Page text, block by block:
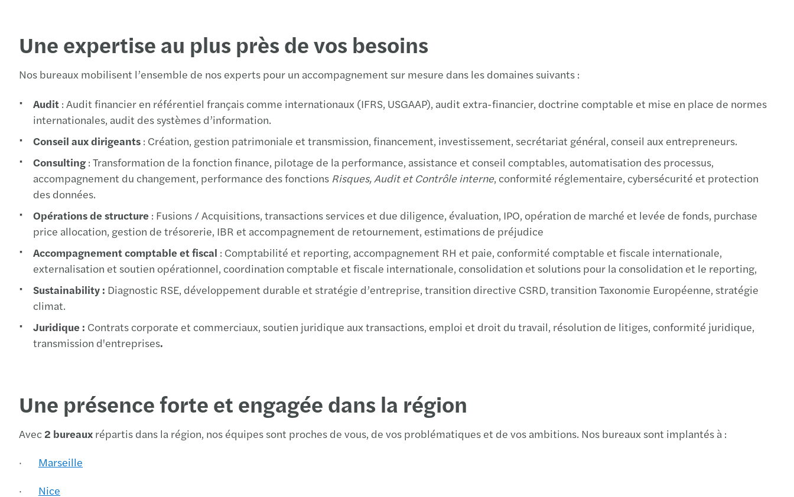
Le Puy-en-Velay
Lille
Lyon
Maîche
Monistrol-sur-Loire
Montpellier
Nice
Une expertise au plus près de vos besoins
Nos bureaux mobilisent l’ensemble de nos experts pour un accompagnement sur mesure dans les domaines suivants :
Audit : Audit financier en référentiel français comme internationaux (IFRS, USGAAP), audit extra-financier, doctrine comptable et mise en place de normes
internationales, audit des systèmes d’information.
Conseil aux dirigeants : Création, gestion patrimoniale et transmission, financement, investissement, secrétariat général, conseil aux entrepreneurs.
Consulting : Transformation de la fonction finance, pilotage de la performance, assistance et conseil comptables, automatisation des processus,
accompagnement du changement, performance des fonctions Risques, Audit et Contrôle interne, conformité réglementaire, cybersécurité et protection
des données.
Opérations de structure : Fusions / Acquisitions, transactions services et due diligence, évaluation, IPO, opération de marché et levée de fonds, purchase
price allocation, gestion de trésorerie, IBR et accompagnement de retournement, estimations de préjudice
Accompagnement comptable et fiscal : Comptabilité et reporting, accompagnement RH et paie, conformité comptable et fiscale internationale,
externalisation et soutien opérationnel, coordination comptable et fiscale internationale, consolidation et solutions pour la consolidation et le reporting,
Sustainability : Diagnostic RSE, développement durable et stratégie d’entreprise, transition directive CSRD, transition Taxonomie Européenne, stratégie
climat.
Juridique : Contrats corporate et commerciaux, soutien juridique aux transactions, emploi et droit du travail, résolution de litiges, conformité juridique,
transmission d'entreprises.
Une présence forte et engagée dans la région
Avec 2 bureaux répartis dans la région, nos équipes sont proches de vous, de vos problématiques et de vos ambitions. Nos bureaux sont implantés à :
· Marseille
· Nice